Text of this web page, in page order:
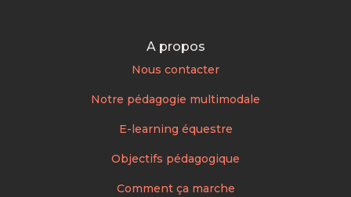
A propos
Nous contacter
Notre pédagogie multimodale
E-learning équestre
Objectifs pédagogique
Comment ça marche